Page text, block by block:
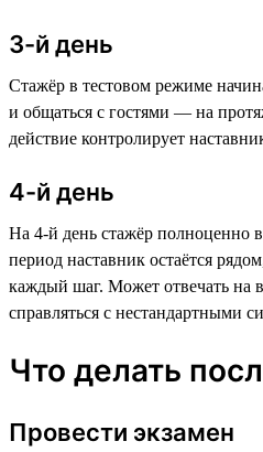
3-й день
Стажёр в тестовом режиме
и общаться с гостями — на
действие контролирует
4-й день
На 4-й день стажёр полноценно
период наставник остаётся
каждый шаг. Может отвечать на
справляться с нестандартными
Что делать
Провести экзамен